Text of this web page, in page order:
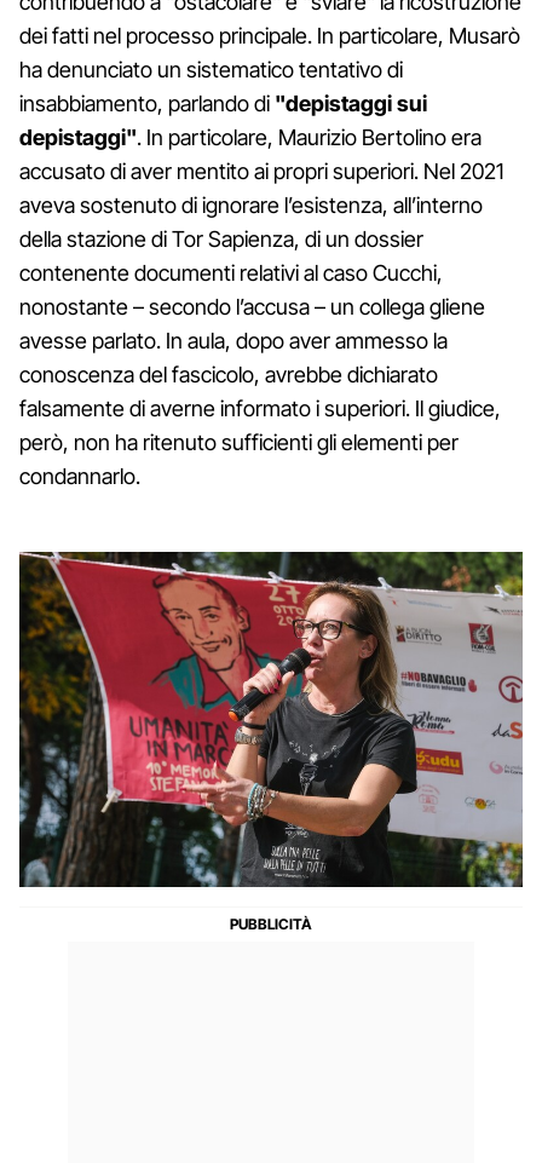
dei fatti nel processo principale. In particolare, Musarò
ha denunciato un sistematico tentativo di
insabbiamento, parlando di "depistaggi sui
depistaggi". In particolare, Maurizio Bertolino era
accusato di aver mentito ai propri superiori. Nel 2021
aveva sostenuto di ignorare l’esistenza, all’interno
della stazione di Tor Sapienza, di un dossier
contenente documenti relativi al caso Cucchi,
nonostante – secondo l’accusa – un collega gliene
avesse parlato. In aula, dopo aver ammesso la
conoscenza del fascicolo, avrebbe dichiarato
falsamente di averne informato i superiori. Il giudice,
però, non ha ritenuto sufficienti gli elementi per
condannarlo.